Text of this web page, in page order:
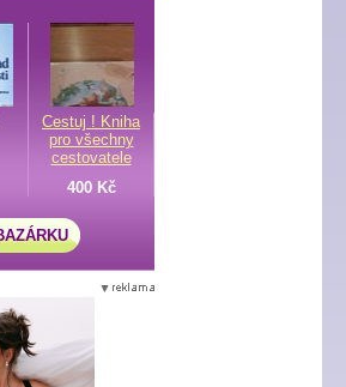
Cestuj ! Kniha
pro všechny
cestovatele
400 Kč